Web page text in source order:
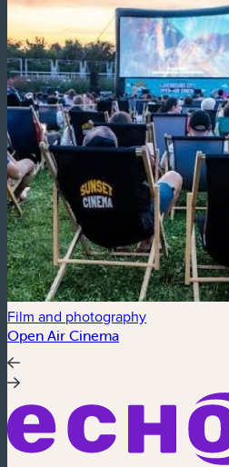
Film and photography
Open Air Cinema